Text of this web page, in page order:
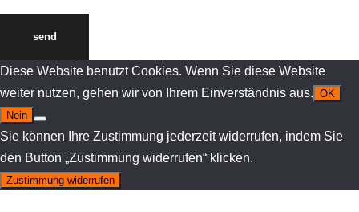
send
Diese Website benutzt Cookies. Wenn Sie diese Website
weiter nutzen, gehen wir von Ihrem Einverständnis aus. OK
Nein
Sie können Ihre Zustimmung jederzeit widerrufen, indem Sie
den Button „Zustimmung widerrufen“ klicken.
Zustimmung widerrufen